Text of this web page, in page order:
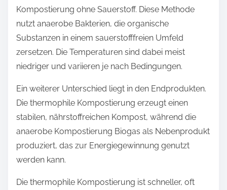
Kompostierung ohne Sauerstoff. Diese Methode
nutzt anaerobe Bakterien, die organische
Substanzen in einem sauerstofffreien Umfeld
zersetzen. Die Temperaturen sind dabei meist
niedriger und variieren je nach Bedingungen.
Ein weiterer Unterschied liegt in den Endprodukten.
Die thermophile Kompostierung erzeugt einen
stabilen, nährstoffreichen Kompost, während die
anaerobe Kompostierung Biogas als Nebenprodukt
produziert, das zur Energiegewinnung genutzt
werden kann.
Die thermophile Kompostierung ist schneller, oft